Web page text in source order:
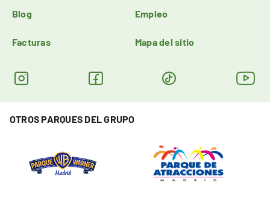
Blog Empleo
Facturas Mapa del sitio
OTROS PARQUES DEL GRUPO